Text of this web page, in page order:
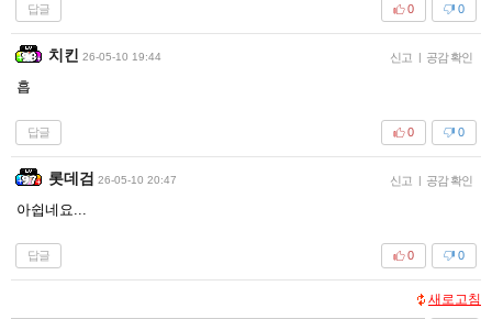
답글 0
0
치킨 26-05-10 19:44 신고 | 공감 확인
흡
답글 0
0
롯데검 26-05-10 20:47 신고 | 공감 확인
아쉽네요...
답글 0
0
새로고침